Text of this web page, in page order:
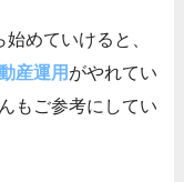
めていけると、
産運用 がやれてい
もご参考にしてい